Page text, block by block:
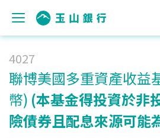
4027
聯博美國多重資產收益
幣) (本基金得投資於非
險債券且配息來源可能